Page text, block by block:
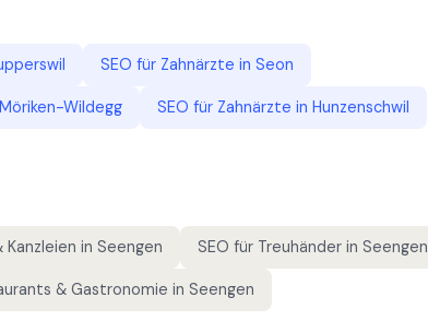
SEO für Zahnärzte in Seon
Möriken-Wildegg SEO für Zahnärzte in Hunzenschwil
in Seengen SEO für Treuhänder in Seengen
& Gastronomie in Seengen